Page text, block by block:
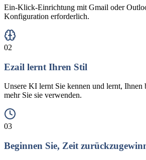
Ein-Klick-Einrichtung mit Gmail oder
Konfiguration erforderlich.
02
Ezail lernt Ihren Stil
Unsere KI lernt Sie kennen und lernt, Ihnen
mehr Sie sie verwenden.
03
Beginnen Sie, Zeit